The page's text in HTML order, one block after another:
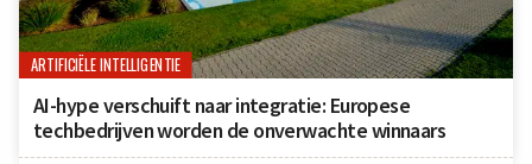
ARTIFICIËLE INTELLIGENTIE
AI-hype verschuift naar integratie: Europese
techbedrijven worden de onverwachte winnaars